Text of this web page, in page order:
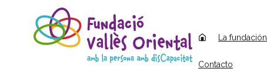
La fundación
Contacto